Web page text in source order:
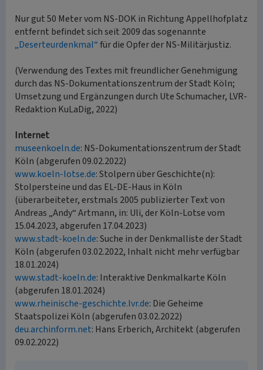
Nur gut 50 Meter vom NS-DOK in Richtung Appellhofplatz
entfernt befindet sich seit 2009 das sogenannte
„Deserteurdenkmal“für die Opfer der NS-Militärjustiz.
(Verwendung des Textes mit freundlicher Genehmigung
durch das NS-Dokumentationszentrum der Stadt Köln;
Umsetzung und Ergänzungen durch Ute Schumacher, LVR-
Redaktion KuLaDig, 2022)
Internet
museenkoeln.de: NS-Dokumentationszentrum der Stadt
Köln (abgerufen 09.02.2022)
www.koeln-lotse.de: Stolpern über Geschichte(n):
Stolpersteine und das EL-DE-Haus in Köln
(überarbeiteter, erstmals 2005 publizierter Text von
Andreas „Andy“ Artmann, in: Uli, der Köln-Lotse vom
15.04.2023, abgerufen 17.04.2023)
www.stadt-koeln.de: Suche in der Denkmalliste der Stadt
Köln (abgerufen 03.02.2022, Inhalt nicht mehr verfügbar
18.01.2024)
www.stadt-koeln.de: Interaktive Denkmalkarte Köln
(abgerufen 18.01.2024)
www.rheinische-geschichte.lvr.de: Die Geheime
Staatspolizei Köln (abgerufen 03.02.2022)
deu.archinform.net: Hans Erberich, Architekt (abgerufen
09.02.2022)